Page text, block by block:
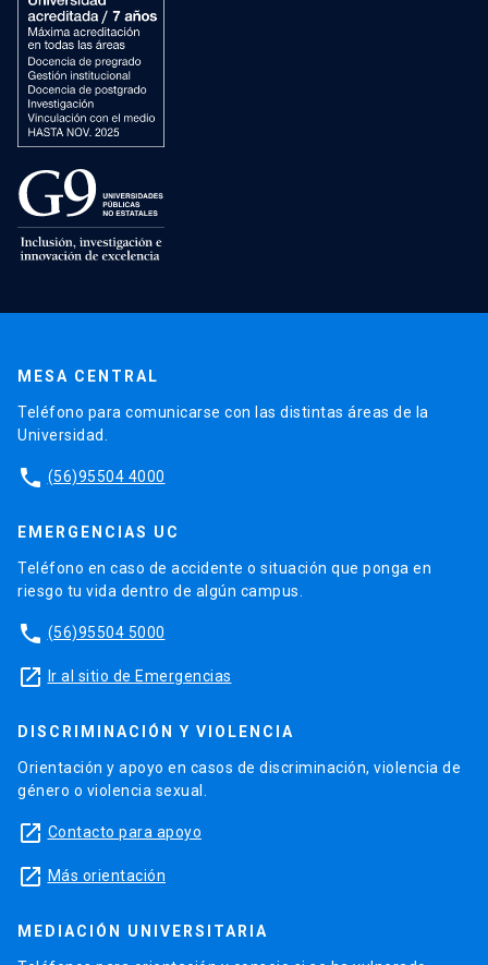
MESA CENTRAL
Teléfono para comunicarse con las distintas áreas de la
Universidad.
phone (56)95504 4000
EMERGENCIAS UC
Teléfono en caso de accidente o situación que ponga en
riesgo tu vida dentro de algún campus.
phone (56)95504 5000
launch Ir al sitio de Emergencias
DISCRIMINACIÓN Y VIOLENCIA
Orientación y apoyo en casos de discriminación, violencia de
género o violencia sexual.
launch Contacto para apoyo
launch Más orientación
MEDIACIÓN UNIVERSITARIA